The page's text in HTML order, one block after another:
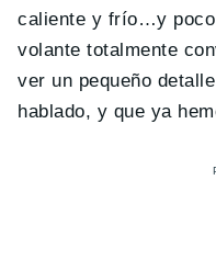
caliente y frío…y poco
volante totalmente
ver un pequeño
hablado, y que ya